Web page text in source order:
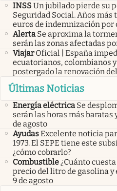
INSSUn jubilado pierde su
Seguridad Social. Años más
euros de indemnización por
Alerta Se aproxima la
serán las zonas afectadas
Viajar Oficial | España
ecuatorianos, colombianos
postergado la renovación
Últimas Noticias
Energía eléctrica Se
serán las horas más baratas
de agosto
AyudasExcelente noticia
1973. El SEPE tiene este
¿cómo cobrarlo?
Combustible¿Cuánto
precio del litro de gasolina y
9 de agosto